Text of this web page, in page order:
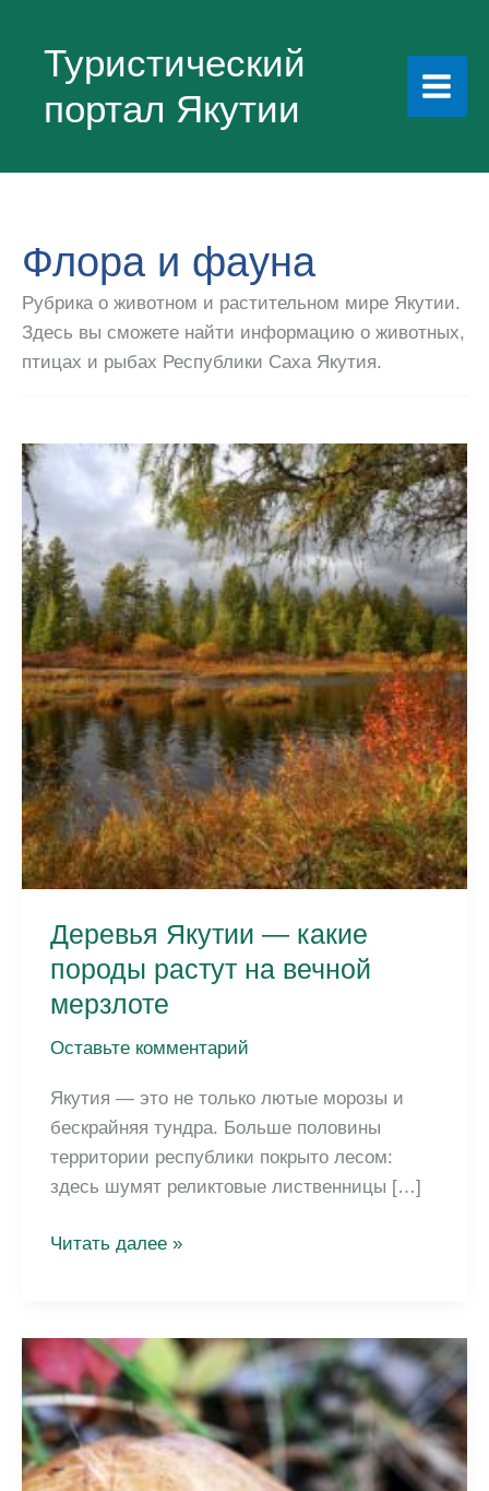
содержимому
Туристический
портал Якутии
Флора и фауна
Рубрика о животном и растительном мире Якутии.
Здесь вы сможете найти информацию о животных,
птицах и рыбах Республики Саха Якутия.
Деревья Якутии — какие
породы растут на вечной
мерзлоте
Оставьте комментарий
Якутия — это не только лютые морозы и
бескрайняя тундра. Больше половины
территории республики покрыто лесом:
здесь шумят реликтовые лиственницы […]
Деревья
породы
растут
на
вечной
мерзлоте
Читать далее »